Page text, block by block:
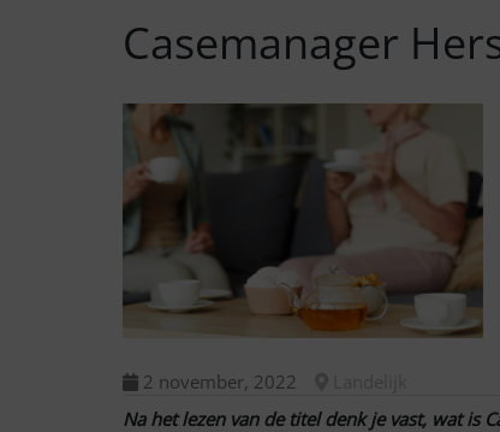
Casemanager
2 november, 2022
Na het lezen van de titel denk je vast, wat is